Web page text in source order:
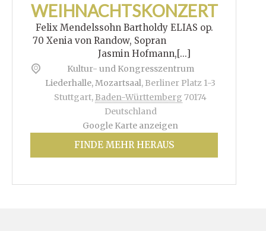
WEIHNACHTSKONZERT
Felix Mendelssohn Bartholdy ELIAS op.
70 Xenia von Randow, Sopran
Jasmin Hofmann,[...]
Kultur- und Kongresszentrum
Liederhalle, Mozartsaal, Berliner Platz 1-3
Stuttgart, Baden-Württemberg 70174
Deutschland
Google Karte anzeigen
FINDE MEHR HERAUS